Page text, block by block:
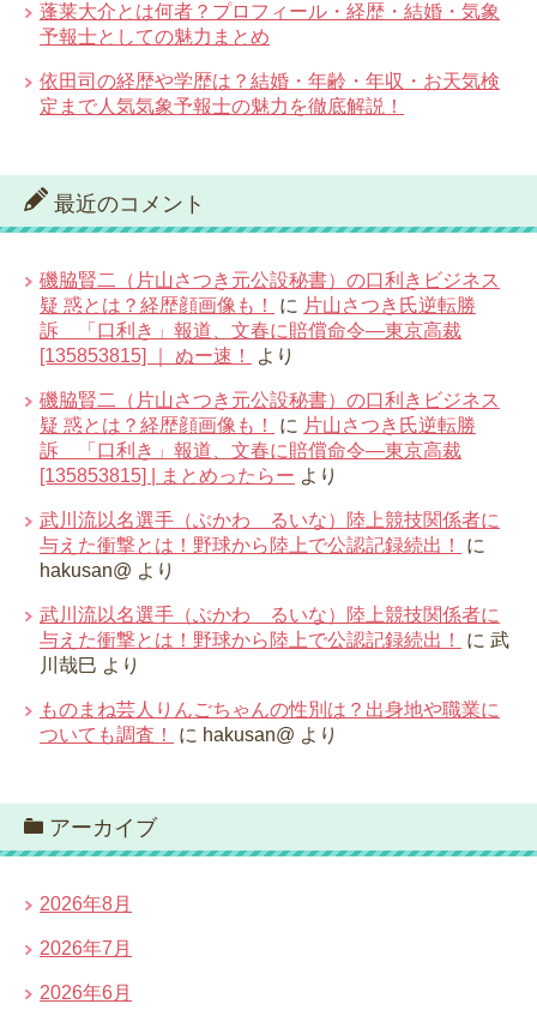
蓬莱大介とは何者？プロフィール・経歴・結婚・気象
予報士としての魅力まとめ
依田司の経歴や学歴は？結婚・年齢・年収・お天気検
定まで人気気象予報士の魅力を徹底解説！
最近のコメント
磯脇賢二（片山さつき元公設秘書）の口利きビジネス
疑 惑とは？経歴顔画像も！
に 片山さつき氏逆転勝
訴 「口利き」報道、文春に賠償命令―東京高裁
[135853815] ｜ ぬー速！
より
磯脇賢二（片山さつき元公設秘書）の口利きビジネス
疑 惑とは？経歴顔画像も！
に 片山さつき氏逆転勝
訴 「口利き」報道、文春に賠償命令―東京高裁
[135853815] | まとめったらー より
武川流以名選手（ぶかわ るいな）陸上競技関係者に
与えた衝撃とは！野球から陸上で公認記録続出！
に
hakusan@ より
武川流以名選手（ぶかわ るいな）陸上競技関係者に
与えた衝撃とは！野球から陸上で公認記録続出！
に 武
川哉巳 より
ものまね芸人りんごちゃんの性別は？出身地や職業に
ついても調査！
に hakusan@ より
アーカイブ
2026年8月
2026年7月
2026年6月